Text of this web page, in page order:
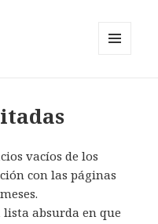
vacíos de los
con las páginas
lista absurda en que